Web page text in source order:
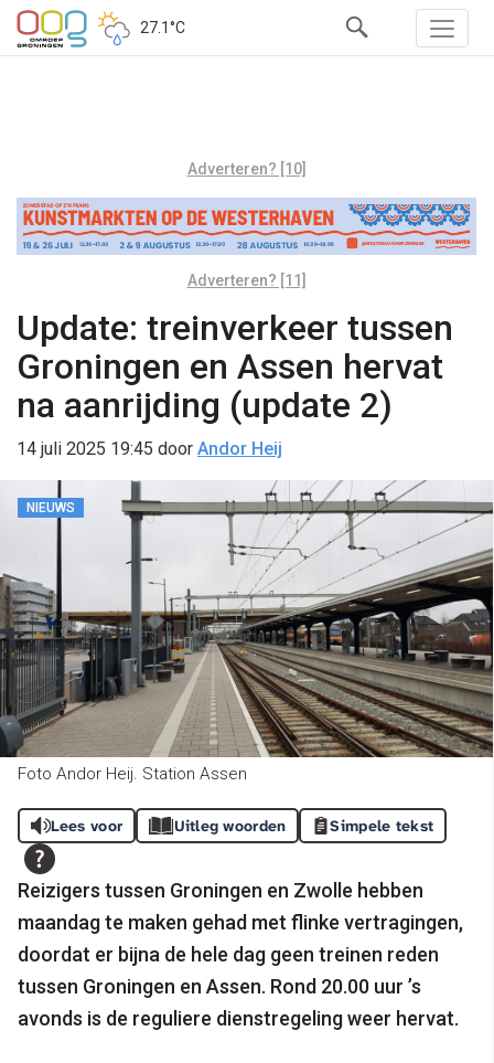
27.1°C
Adverteren? [10]
Adverteren? [11]
Update: treinverkeer tussen
Groningen en Assen hervat
na aanrijding (update 2)
14 juli 2025 19:45 door Andor Heij
NIEUWS
Foto Andor Heij. Station Assen
Lees voor Uitleg woorden Simpele tekst
Reizigers tussen Groningen en Zwolle hebben
maandag te maken gehad met flinke vertragingen,
doordat er bijna de hele dag geen treinen reden
tussen Groningen en Assen. Rond 20.00 uur ’s
avonds is de reguliere dienstregeling weer hervat.